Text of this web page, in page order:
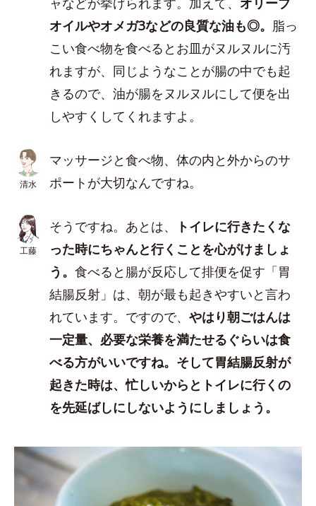
オイルやオメガ3などの良質な油も◎。 脂っ
こい食べ物を食べるとお皿がヌルヌルに汚
れますが、同じようなことが腸の中でも起
きるので、油が腸をヌルヌルにして便を出
しやすくしてくれますよ。
清水
マッサージと食べ物、体の内と外からのサ
ポートが大切なんですね。
工藤
そうですね。あとは、
トイレに行きたくな
った時にちゃんと行くことを心がけましょ
う。 食べると腸が反応して排便を促す「胃
結腸反射」は、朝が最も起きやすいと言わ
れています。ですので、 やはり朝ごはんは
一定量、必要な栄養を満たせるぐらいは食
べる方がいいですね。そして胃結腸反射が
起きた時は、忙しいからとトイレに行くの
を先延ばしにしないようにしましょう。